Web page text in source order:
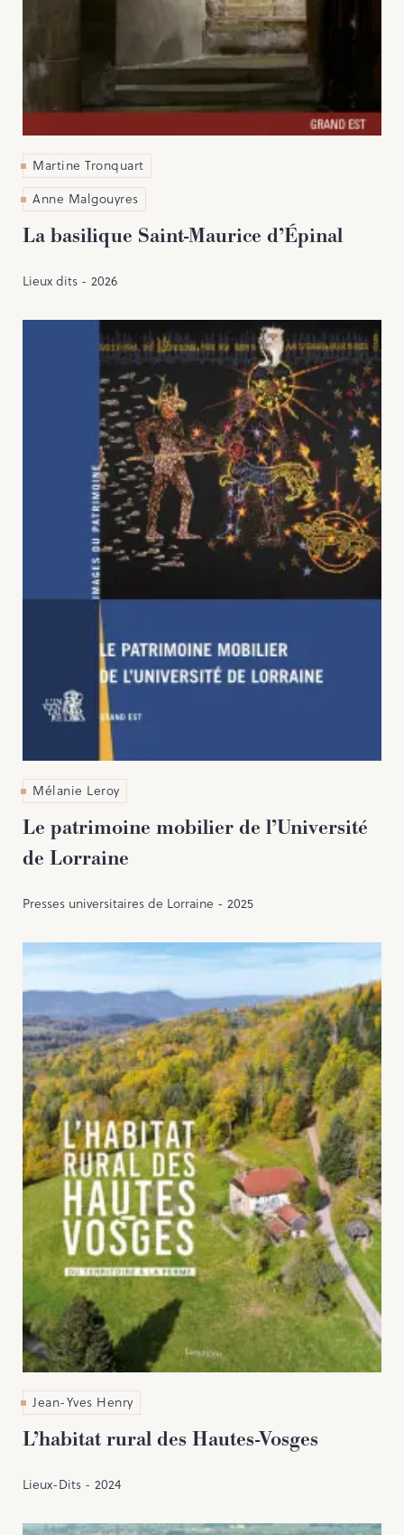
Martine Tronquart
Anne Malgouyres
La basilique Saint-Maurice d’Épinal
Lieux dits - 2026
Mélanie Leroy
Le patrimoine mobilier de l’Université
de Lorraine
Presses universitaires de Lorraine - 2025
Jean-Yves Henry
L’habitat rural des Hautes-Vosges
Lieux-Dits - 2024